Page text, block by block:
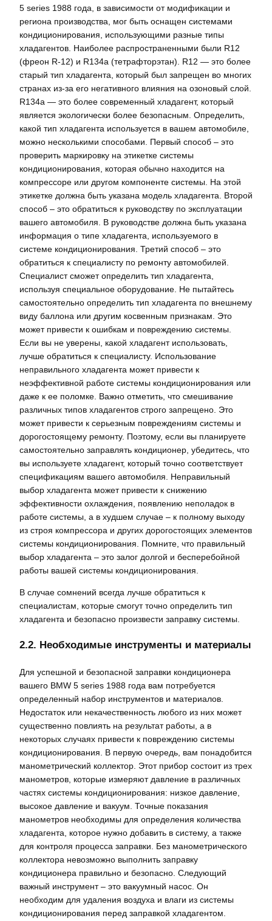
5 series 1988 года, в зависимости от модификации и
региона производства, мог быть оснащен системами
кондиционирования, использующими разные типы
хладагентов. Наиболее распространенными были R12
(фреон R-12) и R134a (тетрафторэтан). R12 — это более
старый тип хладагента, который был запрещен во многих
странах из-за его негативного влияния на озоновый слой.
R134a — это более современный хладагент, который
является экологически более безопасным. Определить,
какой тип хладагента используется в вашем автомобиле,
можно несколькими способами. Первый способ – это
проверить маркировку на этикетке системы
кондиционирования, которая обычно находится на
компрессоре или другом компоненте системы. На этой
этикетке должна быть указана модель хладагента. Второй
способ – это обратиться к руководству по эксплуатации
вашего автомобиля. В руководстве должна быть указана
информация о типе хладагента, используемого в
системе кондиционирования. Третий способ – это
обратиться к специалисту по ремонту автомобилей.
Специалист сможет определить тип хладагента,
используя специальное оборудование. Не пытайтесь
самостоятельно определить тип хладагента по внешнему
виду баллона или другим косвенным признакам. Это
может привести к ошибкам и повреждению системы.
Если вы не уверены, какой хладагент использовать,
лучше обратиться к специалисту. Использование
неправильного хладагента может привести к
неэффективной работе системы кондиционирования или
даже к ее поломке. Важно отметить, что смешивание
различных типов хладагентов строго запрещено. Это
может привести к серьезным повреждениям системы и
дорогостоящему ремонту. Поэтому, если вы планируете
самостоятельно заправлять кондиционер, убедитесь, что
вы используете хладагент, который точно соответствует
спецификациям вашего автомобиля. Неправильный
выбор хладагента может привести к снижению
эффективности охлаждения, появлению неполадок в
работе системы, а в худшем случае – к полному выходу
из строя компрессора и других дорогостоящих элементов
системы кондиционирования. Помните, что правильный
выбор хладагента – это залог долгой и бесперебойной
работы вашей системы кондиционирования.
В случае сомнений всегда лучше обратиться к
специалистам, которые смогут точно определить тип
хладагента и безопасно произвести заправку системы.
2.2. Необходимые инструменты и материалы
Для успешной и безопасной заправки кондиционера
вашего BMW 5 series 1988 года вам потребуется
определенный набор инструментов и материалов.
Недостаток или некачественность любого из них может
существенно повлиять на результат работы, а в
некоторых случаях привести к повреждению системы
кондиционирования. В первую очередь, вам понадобится
манометрический коллектор. Этот прибор состоит из трех
манометров, которые измеряют давление в различных
частях системы кондиционирования: низкое давление,
высокое давление и вакуум. Точные показания
манометров необходимы для определения количества
хладагента, которое нужно добавить в систему, а также
для контроля процесса заправки. Без манометрического
коллектора невозможно выполнить заправку
кондиционера правильно и безопасно. Следующий
важный инструмент – это вакуумный насос. Он
необходим для удаления воздуха и влаги из системы
кондиционирования перед заправкой хладагентом.